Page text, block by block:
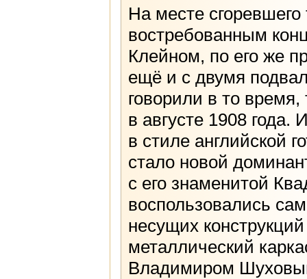
На месте сгоревшего
востребованным
Клейном, по его же
ещё и с двумя
говорили в то
в августе 1908
в стиле английской
стало новой
с его знаменитой
воспользовались
несущих
металлический
Владимиром